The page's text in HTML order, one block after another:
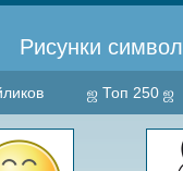
Рисунки
ஜ Топ 250 ஜ